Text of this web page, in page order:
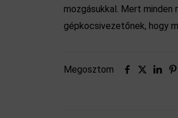
mozgásukkal. Mert minden
gépkocsivezetőnek, hogy
Megosztom